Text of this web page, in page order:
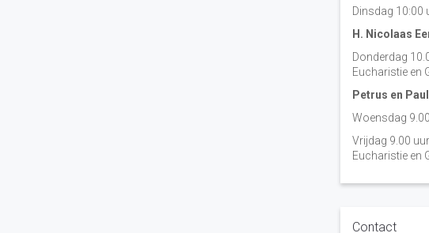
Dinsdag 10:00
H. Nicolaas
Donderdag
Eucharistie en
Petrus en
Woensdag
Vrijdag 9.00
Eucharistie en
Contact